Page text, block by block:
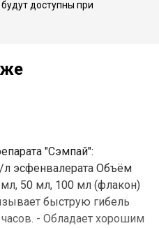
доступны при
"Сэмпай":
л эсфенвалерата Объём
50 мл, 100 мл (флакон)
быструю гибель
- Обладает хорошим